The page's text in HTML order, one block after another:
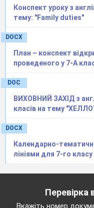
Конспект уроку з
тему: "Family duties"
DOCX
План – конспект
проведеного у 7-А
DOC
ВИХОВНИЙ ЗАХІД з
класів на тему
DOCX
Календарно-
лініями для 7-го
Перевірка
Вкажіть номер